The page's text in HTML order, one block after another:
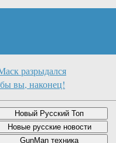
разрыдался
вы, наконец!